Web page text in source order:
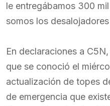
le entregábamos 300
somos los
En declaraciones a
que se conoció el
actualización de topes
de emergencia que